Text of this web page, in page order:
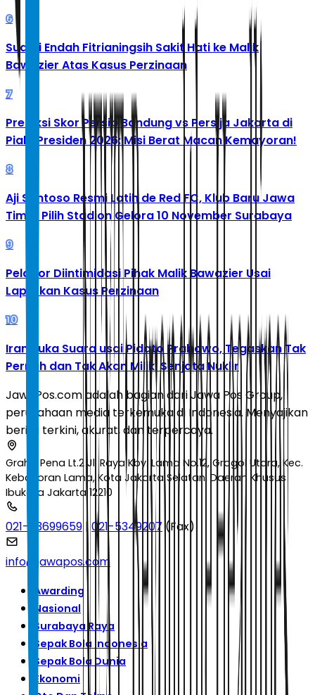
6
Suami Endah Fitrianingsih Sakit Hati ke Malik
Bawazier Atas Kasus Perzinaan
7
Prediksi Skor Persib Bandung vs Persija Jakarta di
Piala Presiden 2026: Misi Berat Macan Kemayoran!
8
Aji Santoso Resmi Latih de Red FC, Klub Baru Jawa
Timur Pilih Stadion Gelora 10 November Surabaya
9
Pelapor Diintimidasi Pihak Malik Bawazier Usai
Laporkan Kasus Perzinaan
10
Iran Buka Suara usai Pidato Prabowo, Tegaskan Tak
Pernah dan Tak Akan Miliki Senjata Nuklir
JawaPos.com adalah bagian dari Jawa Pos Group,
perusahaan media terkemuka di Indonesia. Menyajikan
berita terkini, akurat, dan terpercaya.
Graha Pena Lt.2 Jl. Raya Kby. Lama No.12, Grogol Utara, Kec.
Kebayoran Lama, Kota Jakarta Selatan, Daerah Khusus
Ibukota Jakarta 12210
021-53699659 |021-5349207(Fax)
info@jawapos.com
Awarding
Nasional
Surabaya Raya
Sepak Bola Indonesia
Sepak Bola Dunia
Ekonomi